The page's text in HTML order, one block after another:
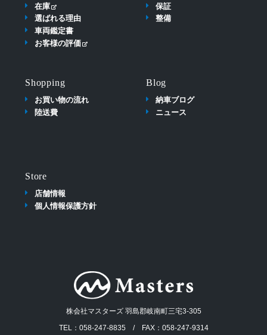
在庫
選ばれる理由
車両鑑定書
お客様の評価
保証
整備
Shopping
お買い物の流れ
陸送費
Blog
納車ブログ
ニュース
Store
店舗情報
個人情報保護方針
株会社マスターズ 羽島郡岐南町三宅3-305
TEL：058-247-8835 / FAX：058-247-9314